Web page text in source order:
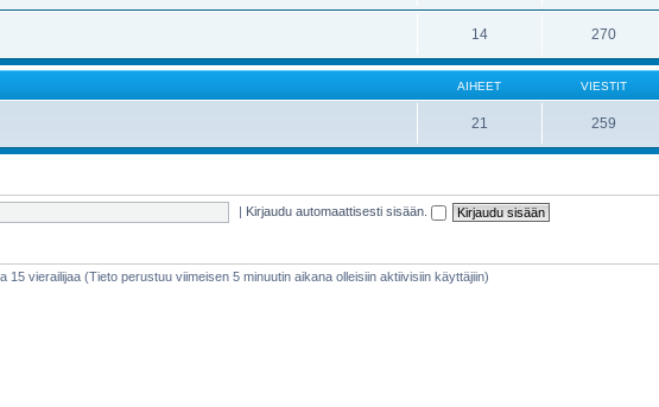
14 270
AIHEET VIESTIT
21 259
| Kirjaudu automaattisesti sisään.
vierailijaa (Tieto perustuu viimeisen 5 minuutin aikana olleisiin aktiivisiin käyttäjiin)